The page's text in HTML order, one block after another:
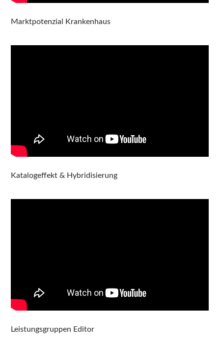
Marktpotenzial Krankenhaus
Katalogeffekt & Hybridisierung
Leistungsgruppen Editor